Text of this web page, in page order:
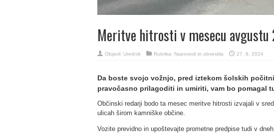
Meritve hitrosti v mesecu
Objavil: Urednik Rubrika: Napovedi in obvestila 27. 8. 2024
Da boste svojo vožnjo, pred iztekom šolskih
pravočasno prilagoditi in umiriti, vam bo pomagal
Občinski redarji bodo ta mesec meritve hitrosti izvajali v
ulicah širom kamniške občine.
Vozite previdno in upoštevajte prometne predpise tudi v